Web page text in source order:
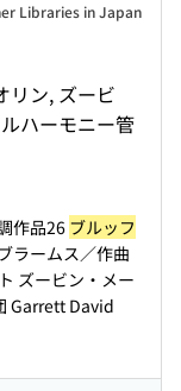
リン, ズービ
ハーモニー管
Libraries in Japan
作品26 ブルッフ
ラームス／作曲
ズービン・メー
Garrett David